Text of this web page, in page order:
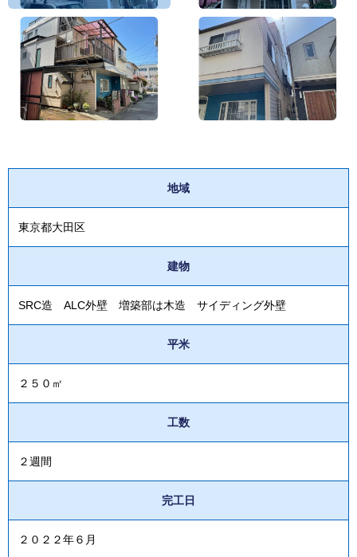
地域
東京都大田区
建物
SRC造 ALC外壁 増築部は木造 サイディング外壁
平米
２５０㎡
工数
２週間
完工日
２０２２年６月